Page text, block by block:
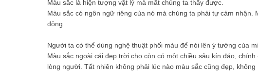
Màu sắc là hiện tượng vật lý mà mắt chúng ta thấy được.
Màu sắc có ngôn ngữ riêng của nó mà chúng ta phải tự cảm nhận.
động.
Người ta có thể dùng nghệ thuật phối màu để nói lên ý tưởng của
Màu sắc ngoài cái đẹp trời cho còn có một chiều sâu kín đáo,
lòng người. Tất nhiên không phải lúc nào màu sắc cũng đẹp, không